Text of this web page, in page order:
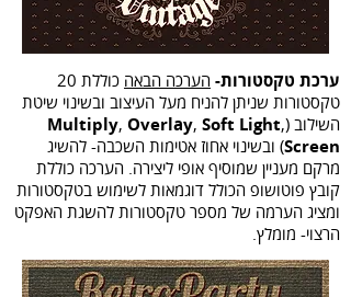
ערכת טקסטורות- הערכה הבאה
כוללת 20
טקסטורות שניתן להניח מעל העיצוב ובשינוי שיטת
השילוב (
Multiply, Overlay, Soft Light,
Screen) ובשינוי אחוז אטימות השכבה- להשיג
מרקם מעניין שמוסיף אופי ליצירה. הערכה כוללת
קובץ פוטושופ הכולל דוגמאות לשימוש בטקסטורות
ומציג הערמה של מספר טקסטורות להשגת האפקט
הרצוי- מומלץ.